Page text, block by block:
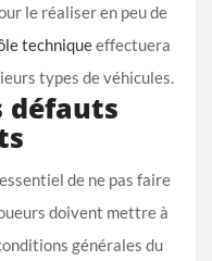
le réaliser en peu de
techniqueeffectuera
types de véhicules.
défauts
de ne pas faire
doivent mettre à
générales du